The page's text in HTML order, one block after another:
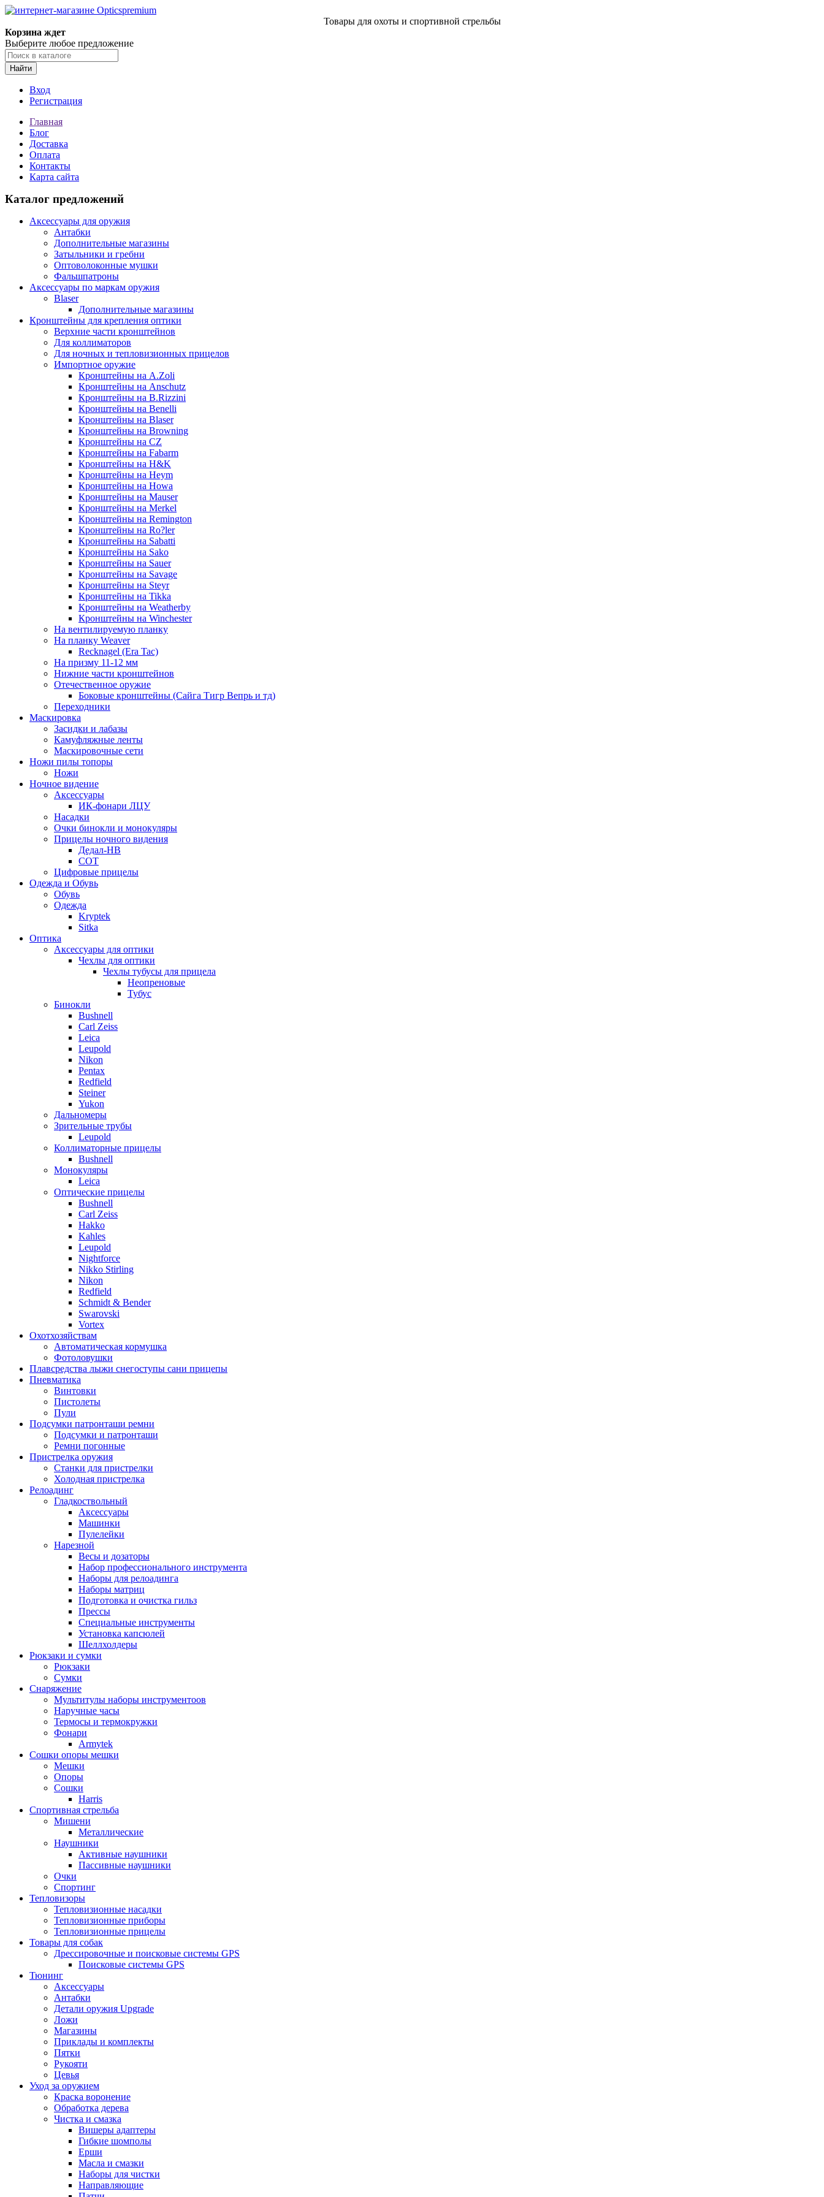
Товары для охоты и спортивной стрельбы
Корзина ждет
Выберите любое предложение
Найти
Вход
Регистрация
Главная
Блог
Доставка
Оплата
Контакты
Карта сайта
Каталог предложений
Аксессуары для оружия
Антабки
Дополнительные магазины
Затыльники и гребни
Оптоволоконные мушки
Фальшпатроны
Аксессуары по маркам оружия
Blaser
Дополнительные магазины
Кронштейны для крепления оптики
Верхние части кронштейнов
Для коллиматоров
Для ночных и тепловизионных прицелов
Импортное оружие
Кронштейны на A.Zoli
Кронштейны на Anschutz
Кронштейны на B.Rizzini
Кронштейны на Benelli
Кронштейны на Blaser
Кронштейны на Browning
Кронштейны на CZ
Кронштейны на Fabarm
Кронштейны на H&K
Кронштейны на Heym
Кронштейны на Howa
Кронштейны на Mauser
Кронштейны на Merkel
Кронштейны на Remington
Кронштейны на Ro?ler
Кронштейны на Sabatti
Кронштейны на Sako
Кронштейны на Sauer
Кронштейны на Savage
Кронштейны на Steyr
Кронштейны на Tikka
Кронштейны на Weatherby
Кронштейны на Winchester
На вентилируемую планку
На планку Weaver
Recknagel (Era Tac)
На призму 11-12 мм
Нижние части кронштейнов
Отечественное оружие
Боковые кронштейны (Сайга Тигр Вепрь и тд)
Переходники
Маскировка
Засидки и лабазы
Камуфляжные ленты
Маскировочные сети
Ножи пилы топоры
Ножи
Ночное видение
Аксессуары
ИК-фонари ЛЦУ
Насадки
Очки бинокли и монокуляры
Прицелы ночного видения
Дедал-НВ
СОТ
Цифровые прицелы
Одежда и Обувь
Обувь
Одежда
Kryptek
Sitka
Оптика
Аксессуары для оптики
Чехлы для оптики
Чехлы тубусы для прицела
Неопреновые
Тубус
Бинокли
Bushnell
Carl Zeiss
Leica
Leupold
Nikon
Pentax
Redfield
Steiner
Yukon
Дальномеры
Зрительные трубы
Leupold
Коллиматорные прицелы
Bushnell
Монокуляры
Leica
Оптические прицелы
Bushnell
Carl Zeiss
Hakko
Kahles
Leupold
Nightforce
Nikko Stirling
Nikon
Redfield
Schmidt & Bender
Swarovski
Vortex
Охотхозяйствам
Автоматическая кормушка
Фотоловушки
Плавсредства лыжи снегоступы сани прицепы
Пневматика
Винтовки
Пистолеты
Пули
Подсумки патронташи ремни
Подсумки и патронташи
Ремни погонные
Пристрелка оружия
Станки для пристрелки
Холодная пристрелка
Релоадинг
Гладкоствольный
Аксессуары
Машинки
Пулелейки
Нарезной
Весы и дозаторы
Набор профессионального инструмента
Наборы для релоадинга
Наборы матриц
Подготовка и очистка гильз
Прессы
Специальные инструменты
Установка капсюлей
Шеллхолдеры
Рюкзаки и сумки
Рюкзаки
Сумки
Снаряжение
Мультитулы наборы инструментоов
Наручные часы
Термосы и термокружки
Фонари
Armytek
Сошки опоры мешки
Мешки
Опоры
Сошки
Harris
Спортивная стрельба
Мишени
Металлические
Наушники
Активные наушники
Пассивные наушники
Очки
Спортинг
Тепловизоры
Тепловизионные насадки
Тепловизионные приборы
Тепловизионные прицелы
Товары для собак
Дрессировочные и поисковые системы GPS
Поисковые системы GPS
Тюнинг
Аксессуары
Антабки
Детали оружия Upgrade
Ложи
Магазины
Приклады и комплекты
Пятки
Рукояти
Цевья
Уход за оружием
Краска воронение
Обработка дерева
Чистка и смазка
Вишеры адаптеры
Гибкие шомполы
Ерши
Масла и смазки
Наборы для чистки
Направляющие